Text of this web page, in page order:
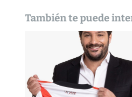
d
n
También te puede